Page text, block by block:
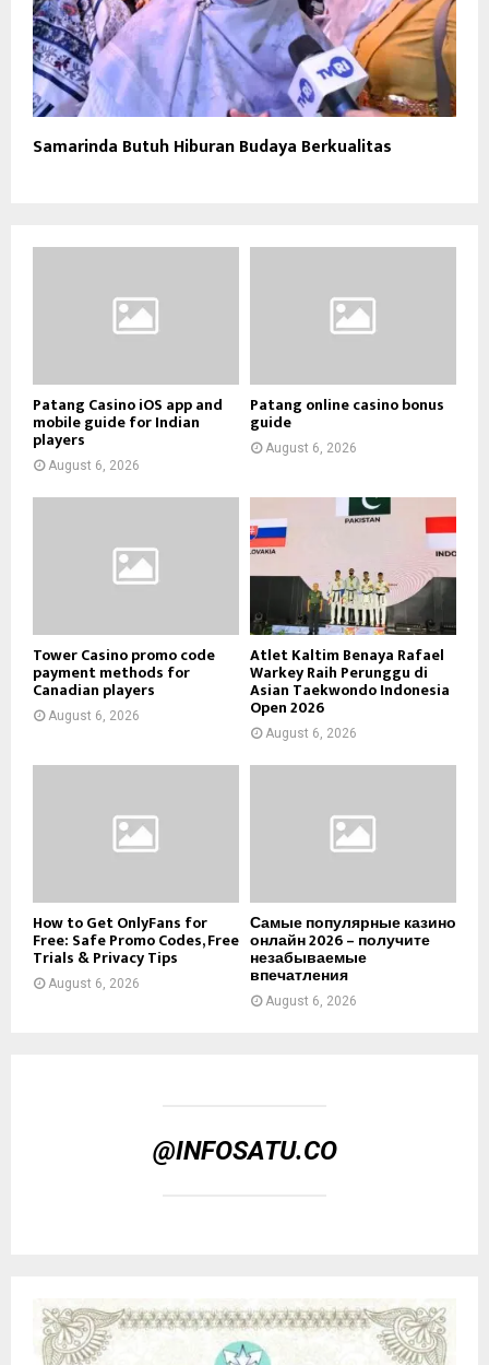
Samarinda Butuh Hiburan Budaya Berkualitas
Patang Casino iOS app and
mobile guide for Indian
players
August 6, 2026
Patang online casino bonus
guide
August 6, 2026
Tower Casino promo code
payment methods for
Canadian players
August 6, 2026
Atlet Kaltim Benaya Rafael
Warkey Raih Perunggu di
Asian Taekwondo Indonesia
Open 2026
August 6, 2026
How to Get OnlyFans for
Free: Safe Promo Codes, Free
Trials & Privacy Tips
August 6, 2026
Самые популярные казино
онлайн 2026 – получите
незабываемые
впечатления
August 6, 2026
@INFOSATU.CO